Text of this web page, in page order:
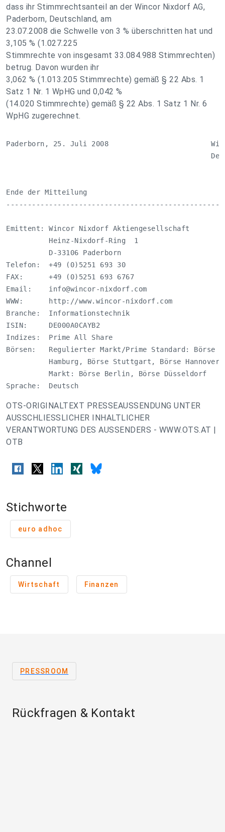
dass ihr Stimmrechtsanteil an der Wincor Nixdorf AG,
Paderborn, Deutschland, am
23.07.2008 die Schwelle von 3 % überschritten hat und
3,105 % (1.027.225
Stimmrechte von insgesamt 33.084.988 Stimmrechten)
betrug. Davon wurden ihr
3,062 % (1.013.205 Stimmrechte) gemäß § 22 Abs. 1
Satz 1 Nr. 1 WpHG und 0,042 %
(14.020 Stimmrechte) gemäß § 22 Abs. 1 Satz 1 Nr. 6
WpHG zugerechnet.
Paderborn, 25. Juli 2008
Ende der Mitteilung
Emittent: Wincor Nixdorf Aktiengesellschaft
          Heinz-Nixdorf-Ring  1
          D-33106 Paderborn
Telefon:  +49 (0)5251 693 30
FAX:      +49 (0)5251 693 6767
Email: info@wincor-nixdorf.com
WWW:      http://www.wincor-nixdorf.com
Branche:  Informationstechnik
ISIN:     DE000A0CAYB2
Indizes:  Prime All Share
Börsen:   Regulierter Markt/Prime Standard: Börse
Hamburg, Börse Stuttgart, Börse
          Markt: Börse Berlin, Börse Düsseldorf
Sprache:  Deutsch
OTS-ORIGINALTEXT PRESSEAUSSENDUNG UNTER
AUSSCHLIESSLICHER INHALTLICHER
VERANTWORTUNG DES AUSSENDERS - WWW.OTS.AT |
OTB
Stichworte
euro adhoc
Channel
Wirtschaft Finanzen
PRESSROOM
Rückfragen & Kontakt